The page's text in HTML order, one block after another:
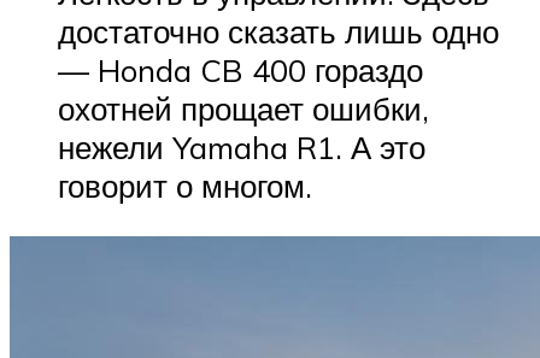
достаточно сказать лишь одно
— Honda CB 400 гораздо
охотней прощает ошибки,
нежели Yamaha R1. А это
говорит о многом.